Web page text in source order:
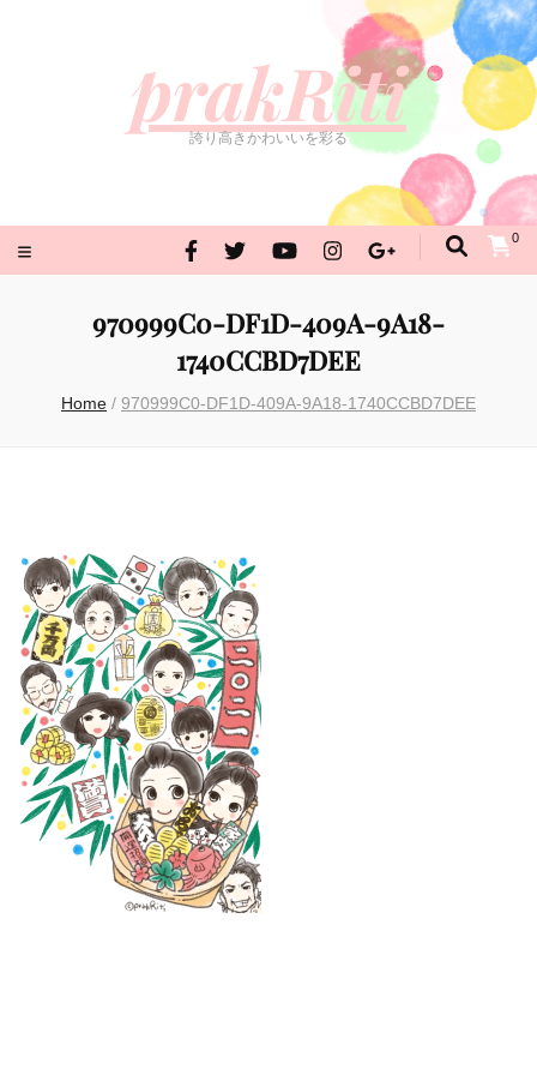
prakRiti
誇り高きかわいいを彩る
0
誇り高きかわいいを彩る
970999C0-DF1D-409A-9A18-
1740CCBD7DEE
Home / 970999C0-DF1D-409A-9A18-1740CCBD7DEE